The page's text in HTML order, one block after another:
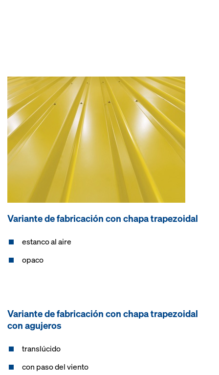
Variante de fabricación con chapa trapezoidal
estanco al aire
opaco
Variante de fabricación con chapa trapezoidal
con agujeros
translúcido
con paso del viento